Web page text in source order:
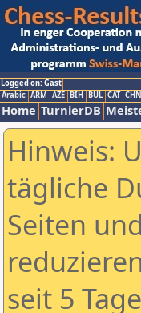
Logged on: Gast
Arabic ARM AZE BIH BUL CAT CHN
Home TurnierDB
Hinweis:
tägliche
Seiten
seit 5